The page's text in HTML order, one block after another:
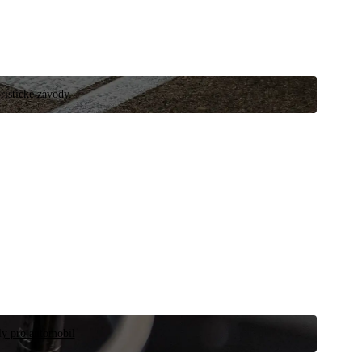
závody.
pro automobil